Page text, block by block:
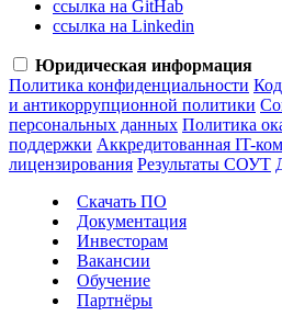
ссылка на GitHab
ссылка на Linkedin
Юридическая информация
Политика конфиденциальности
и антикоррупционной политики
персональных данных Политика
поддержки Аккредитованная IT-
лицензирования Результаты СОУТ
Скачать ПО
Документация
Инвесторам
Вакансии
Обучение
Партнёры